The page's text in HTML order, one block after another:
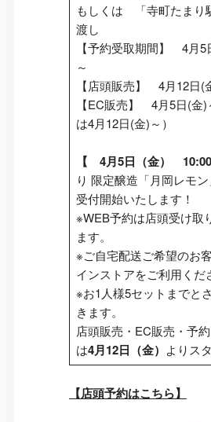
もしくは 「寺町たまり
渡し
【予約受取期間】 4月
～
【店頭販売】 4月12日(
【EC販売】 4月5日(
は4月12日(金)～）
【 4月5日（金）
り 限定醸造「月岡レモ
受付開始いたします！
※WEB予約は店頭受け取
ます。
※ご自宅配送ご希望のお
インストアをご利用くだ
※お1人様5セットまでと
きます。
店頭販売・EC販売・予
は4月12日（金） よりス
【店頭予約はこちら】